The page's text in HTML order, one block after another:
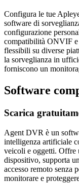
Configura le tue
software di
configurazione
compatibilità ONVIF e
flessibili su diverse
la sorveglianza in
forniscono un
Software
Scarica
Agent DVR è un
intelligenza artificiale
veicoli e oggetti. Offre
dispositivo, supporta
accesso remoto
monitorare e